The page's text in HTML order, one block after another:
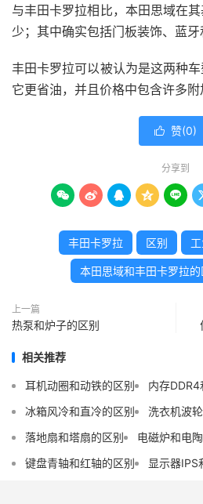
与丰田卡罗拉相比，本田思域在
少；其中确实包括门板装饰、 蓝牙
丰田卡罗拉可以被认为是这两种
它更省油，并且价格中包含许多附
 赞(0)
分享到
    
丰田卡罗拉 区别
本田思域和丰田卡罗拉的
上一篇
热泵和炉子的区别
相关推荐
耳机动圈和动铁的区别
内存
冰箱风冷和直冷的区别
洗衣机波
落地扇和塔扇的区别
电磁炉和电
键盘青轴和红轴的区别
显示器IPS